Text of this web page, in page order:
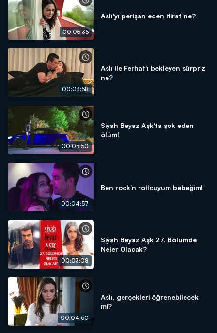
00:05:35
Aslı'yı perişan eden itiraf ne?
00:03:58
Aslı ile Ferhat'ı bekleyen sürpriz
ne?
00:05:50
Siyah Beyaz Aşk'ta şok eden
ölüm!
00:04:57
Ben rock'n rollcuyum bebeğim!
00:03:08
Siyah Beyaz Aşk 27. Bölümde
Neler Olacak?
00:04:50
Aslı, gerçekleri öğrenebilecek
mi?